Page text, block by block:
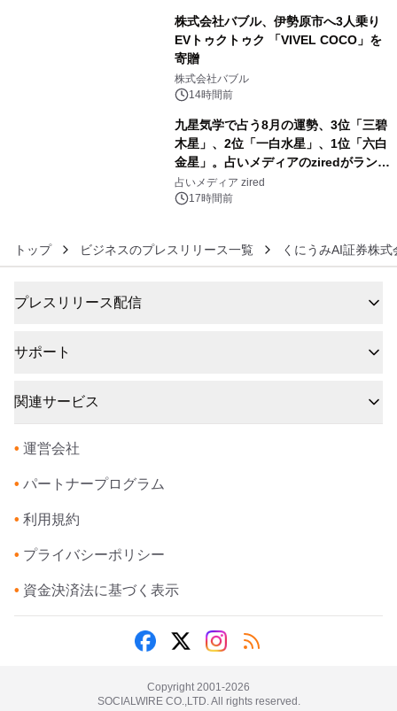
株式会社バブル、伊勢原市へ3人乗り
EVトゥクトゥク 「VIVEL COCO」を
寄贈
株式会社バブル
14時間前
九星気学で占う8月の運勢、3位「三碧
木星」、2位「一白水星」、1位「六白
金星」。占いメディアのziredがランキ
ングを発表
占いメディア zired
17時間前
トップ ビジネスのプレスリリース一覧 くにうみAI証券株式
プレスリリース配信
サポート
関連サービス
• 運営会社
• パートナープログラム
• 利用規約
• プライバシーポリシー
• 資金決済法に基づく表示
Copyright 2001-2026
SOCIALWIRE CO.,LTD. All rights reserved.